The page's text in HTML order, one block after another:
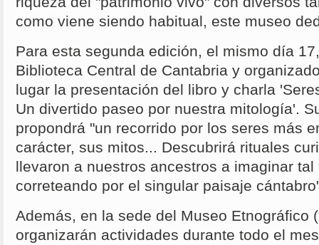
como viene siendo habitual, este museo
Para esta segunda edición, el mismo día
Biblioteca Central de Cantabria y
lugar la presentación del libro y charla
Un divertido paseo por nuestra mitología'.
propondrá "un recorrido por los seres más
carácter, sus mitos... Descubrirá rituales
llevaron a nuestros ancestros a imaginar
correteando por el singular paisaje
Además, en la sede del Museo Etnográfico
organizarán actividades durante todo el